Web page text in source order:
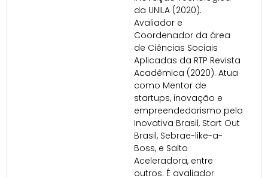
da UNILA (2020).
Avaliador e
Coordenador da área
de Ciências Sociais
Aplicadas da RTP Revista
Acadêmica (2020). Atua
como Mentor de
startups, inovação e
empreendedorismo pela
Inovativa Brasil, Start Out
Brasil, Sebrae-like-a-
Boss, e Salto
Aceleradora, entre
outros. É avaliador